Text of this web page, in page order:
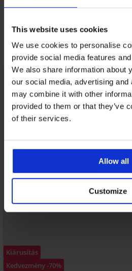
This website uses cookies
We use cookies to personalise
provide social media features
We also share information about
our social media, advertising
may combine it with other
provided to them or that they’ve
of their services.
Allow all
Customize
Fedezzen fel
Kiárusítás
Kedvezmény -70%